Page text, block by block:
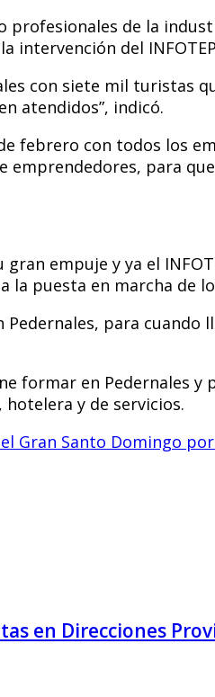
profesionales de la
intervención del
con siete mil turistas
atendidos”, indicó.
febrero con todos los
para
empuje y ya el
la puesta en marcha de
para
formar en Pedernales
y de servicios.
Gran Santo Domingo
en Direcciones